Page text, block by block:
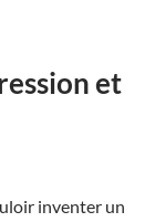
et
inventer un